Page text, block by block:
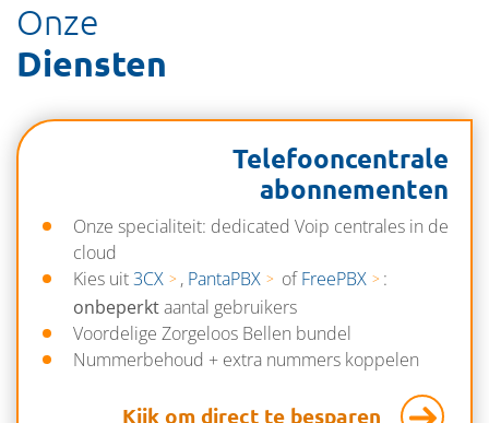
Onze
Diensten
Telefooncentrale
abonnementen
Onze specialiteit: dedicated Voip centrales in de
cloud
Kies uit3CX , PantaPBX ofFreePBX
:
onbeperktaantal gebruikers
Voordelige Zorgeloos Bellen bundel
Nummerbehoud + extra nummers koppelen
Kijk om direct te besparen